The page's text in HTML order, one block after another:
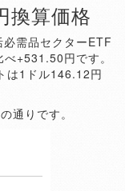
換算価格
需品セクターETF
+531.50円です。
は1ドル146.12円
通りです。